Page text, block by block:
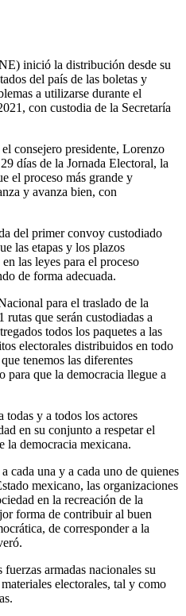
inició la distribución desde su
del país de las boletas y
a utilizarse durante el
con custodia de la Secretaría
consejero presidente, Lorenzo
días de la Jornada Electoral, la
el proceso más grande y
y avanza bien, con
del primer convoy custodiado
las etapas y los plazos
las leyes para el proceso
de forma adecuada.
para el traslado de la
que serán custodiadas a
todos los paquetes a las
electorales distribuidos en todo
tenemos las diferentes
para que la democracia llegue a
todas y a todos los actores
en su conjunto a respetar el
la democracia mexicana.
cada una y a cada uno de quienes
mexicano, las organizaciones
en la recreación de la
forma de contribuir al buen
de corresponder a la
armadas nacionales su
electorales, tal y como